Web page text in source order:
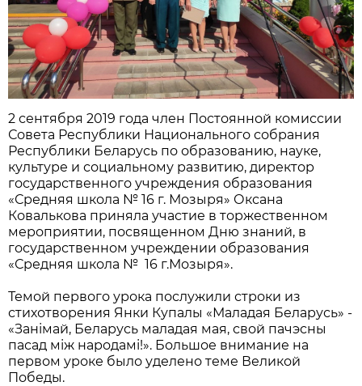
2 сентября 2019 года член Постоянной комиссии
Совета Республики Национального собрания
Республики Беларусь по образованию, науке,
культуре и социальному развитию, директор
государственного учреждения образования
«Средняя школа № 16 г. Мозыря» Оксана
Ковалькова приняла участие в торжественном
мероприятии, посвященном Дню знаний, в
государственном учреждении образования
«Средняя школа № 16 г.Мозыря».
Темой первого урока послужили строки из
стихотворения Янки Купалы «Маладая Беларусь» -
«Занімай, Беларусь маладая мая, свой пачэсны
пасад між народамі!». Большое внимание на
первом уроке было уделено теме Великой
Победы.